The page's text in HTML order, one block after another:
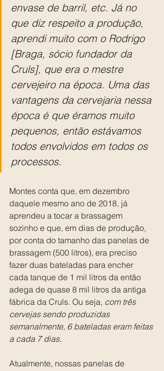
envase de barril, etc. Já no
que diz respeito a produção,
aprendi muito com o Rodrigo
[Braga, sócio fundador da
Cruls], que era o mestre
cervejeiro na época. Uma das
vantagens da cervejaria nessa
época é que éramos muito
pequenos, então estávamos
todos envolvidos em todos os
processos.
Montes conta que, em dezembro
daquele mesmo ano de 2018, já
aprendeu a tocar a brassagem
sozinho e que, em dias de produção,
por conta do tamanho das panelas de
brassagem (500 litros), era preciso
fazer duas bateladas para encher
cada tanque de 1 mil litros da então
adega de quase 8 mil litros da antiga
fábrica da Cruls. Ou seja, com três
cervejas sendo produzidas
semanalmente, 6 bateladas eram feitas
a cada 7 dias.
Atualmente, nossas panelas de